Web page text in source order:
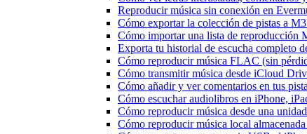
Reproducir música sin conexión en
Cómo exportar la colección de pistas a
Cómo importar una lista de reproducción
Exporta tu historial de escucha completo
Cómo reproducir música FLAC (sin
Cómo transmitir música desde iCloud
Cómo añadir y ver comentarios en tus
Cómo escuchar audiolibros en iPhone,
Cómo reproducir música desde una
Cómo reproducir música local